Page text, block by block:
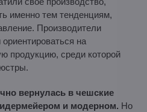
именно тем тенденциям,
Производители
на
продукцию, среди которой
вернулась в чешские
и модерном. Но